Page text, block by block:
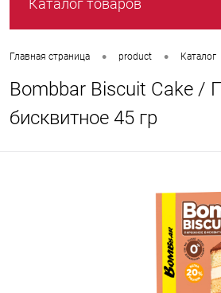
Каталог товаров
Главная страница • product • Каталог
Bombbar Biscuit Cake /
бисквитное 45 гр